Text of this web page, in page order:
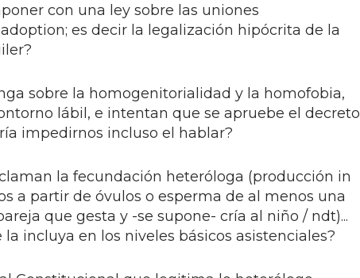
con una ley sobre las uniones
es decir la legalización hipócrita de la
sobre la homogenitorialidad y la homofobia,
lábil, e intentan que se apruebe el decreto
impedirnos incluso el hablar?
la fecundación heteróloga (producción in
a partir de óvulos o esperma de al menos una
que gesta y -se supone- cría al niño / ndt)...
incluya en los niveles básicos asistenciales?